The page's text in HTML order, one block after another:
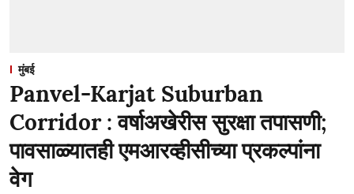
मुंबई
Panvel-Karjat Suburban
Corridor : वर्षाअखेरीस सुरक्षा तपासणी;
पावसाळ्यातही एमआरव्हीसीच्या प्रकल्पांना
वेग